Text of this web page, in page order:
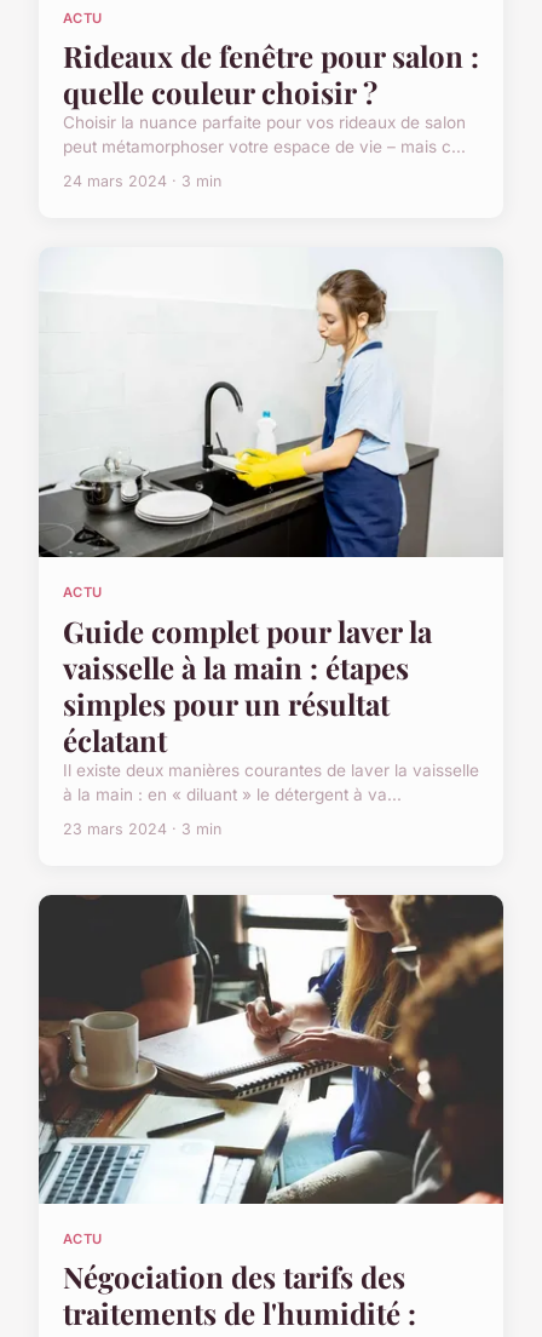
ACTU
Rideaux de fenêtre pour salon :
quelle couleur choisir ?
Choisir la nuance parfaite pour vos rideaux de salon
peut métamorphoser votre espace de vie – mais c...
24 mars 2024 · 3 min
ACTU
Guide complet pour laver la
vaisselle à la main : étapes
simples pour un résultat
éclatant
Il existe deux manières courantes de laver la vaisselle
à la main : en « diluant » le détergent à va...
23 mars 2024 · 3 min
ACTU
Négociation des tarifs des
traitements de l'humidité :